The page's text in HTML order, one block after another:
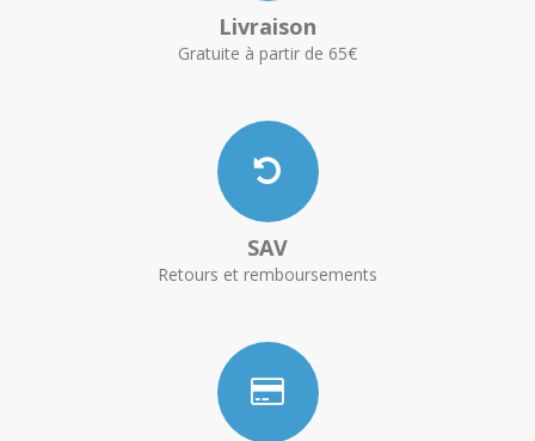
Livraison
Gratuite à partir de 65€
SAV
Retours et remboursements